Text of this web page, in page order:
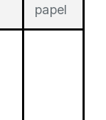
papel